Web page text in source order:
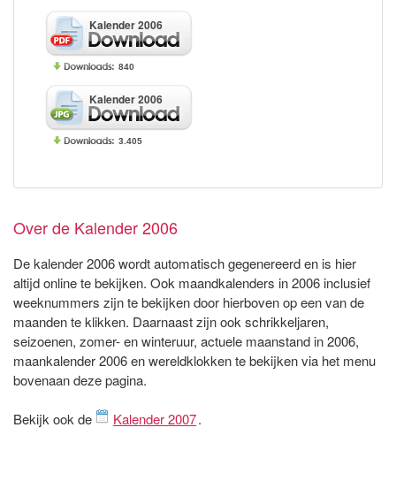
Kalender 2006
840
Kalender 2006
3.405
Over de Kalender 2006
De kalender 2006 wordt automatisch gegenereerd en is hier
altijd online te bekijken. Ook maandkalenders in 2006 inclusief
weeknummers zijn te bekijken door hierboven op een van de
maanden te klikken. Daarnaast zijn ook schrikkeljaren,
seizoenen, zomer- en winteruur, actuele maanstand in 2006,
maankalender 2006 en wereldklokken te bekijken via het menu
bovenaan deze pagina.
Bekijk ook de Kalender 2007.